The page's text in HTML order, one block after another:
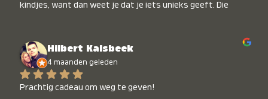
kindjes, want dan weet je dat je iets unieks geeft. Die
Hilbert Kalsbeek
4 maanden geleden
Prachtig cadeau om weg te geven!